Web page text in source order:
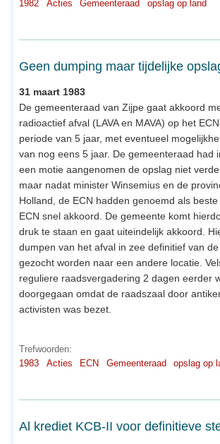
1982
Acties Gemeenteraad opslag op land
Geen dumping maar tijdelijke
31 maart 1983
De gemeenteraad van Zijpe gaat akkoord
radioactief afval (LAVA en MAVA) op het
periode van 5 jaar, met eventueel
van nog eens 5 jaar. De gemeenteraad had
een motie aangenomen de opslag niet
maar nadat minister Winsemius en de
Holland, de ECN hadden genoemd als
ECN snel akkoord. De gemeente komt
druk te staan en gaat uiteindelijk akkoord.
dumpen van het afval in zee definitief van
gezocht worden naar een andere locatie.
reguliere raadsvergadering 2 dagen eerder
doorgegaan omdat de raadszaal door
activisten was bezet.
Trefwoorden:
1983
Acties ECN Gemeenteraad opslag op
Al krediet KCB-II voor definitieve